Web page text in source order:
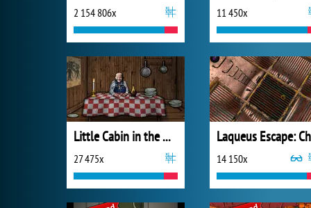
2 154 806x 11 450x
Little Cabin in the Woods - A Forgotten Hill Tale
27 475x 14 150x